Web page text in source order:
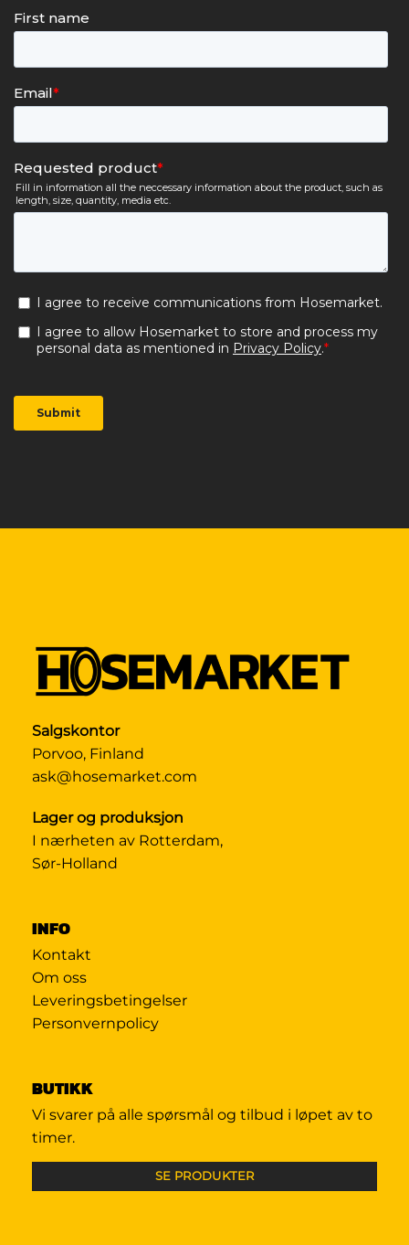
Salgskontor
Porvoo, Finland
ask@hosemarket.com
Lager og produksjon
I nærheten av Rotterdam,
Sør-Holland
INFO
Kontakt
Om oss
Leveringsbetingelser
Personvernpolicy
BUTIKK
Vi svarer på alle spørsmål og tilbud i løpet av to
timer.
SE PRODUKTER